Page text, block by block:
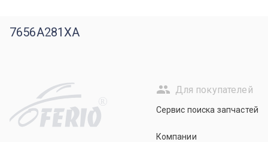
7656A281XA
R
Для покупателей
Сервис поиска запчастей
Компании